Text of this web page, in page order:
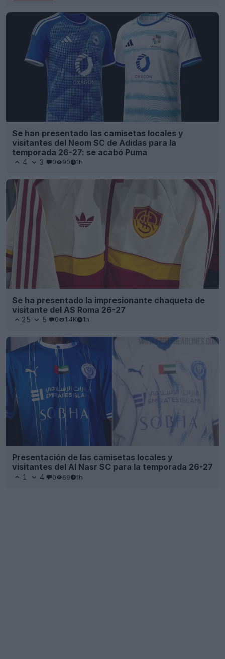
Se han presentado las camisetas locales y
visitantes del Neom SC de Adidas para la
temporada 26-27: se acabó Puma
4 3 0 90 1h
Se ha presentado la impresionante chaqueta de
visitante del AS Roma 26-27
25 5 0 1.4K 1h
Presentación de las camisetas locales y
visitantes del Al Nasr SC para la temporada 26-27
1 4 0 69 1h